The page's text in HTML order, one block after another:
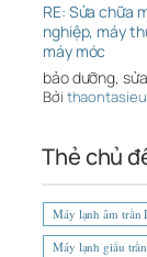
RE: Sửa chữa
nghiệp, máy
máy móc
bảo dưỡng,
Bởi
Thẻ chủ
Máy lạnh âm trần
Máy lạnh giấu